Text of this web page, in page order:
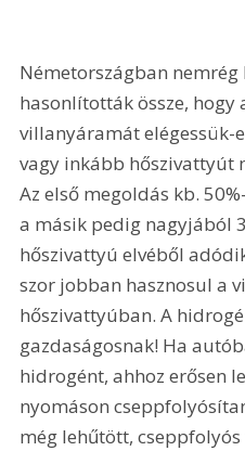
Németországban
hasonlították össze, hogy
villanyáramát elégessük-
vagy inkább hőszivattyút
Az első megoldás kb.
a másik pedig nagyjából
hőszivattyú elvéből
szor jobban hasznosul a
hőszivattyúban. A
gazdaságosnak! Ha
hidrogént, ahhoz erősen
nyomáson
még lehűtött,